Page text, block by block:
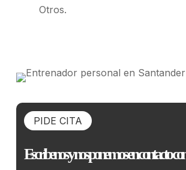
Otros.
PIDE CITA
Escríbenos y nos ponemos en contacto